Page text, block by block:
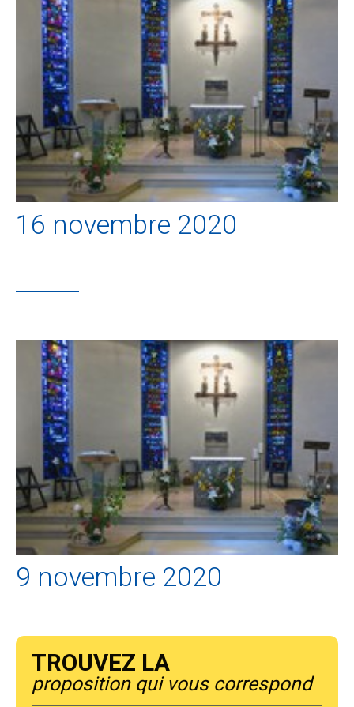
16 novembre 2020
9 novembre 2020
Trouvez la
proposition qui vous correspond